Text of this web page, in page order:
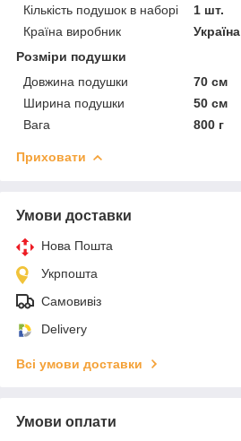
Кількість подушок в наборі
1 шт.
Країна виробник
Україна
Розміри подушки
Довжина подушки
70 см
Ширина подушки
50 см
Вага
800 г
Приховати
Умови доставки
Нова Пошта
Укрпошта
Самовивіз
Delivery
Всі умови доставки
Умови оплати